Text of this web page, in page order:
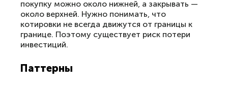
покупку можно около нижней, а закрывать —
около верхней. Нужно понимать, что
котировки не всегда движутся от границы к
границе. Поэтому существует риск потери
инвестиций.
Паттерны